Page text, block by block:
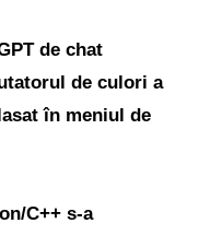
de chat
de culori a
în meniul de
C++ s-a